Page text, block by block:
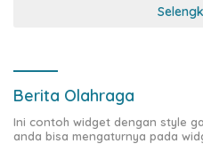
Berita Olahraga
Ini contoh widget dengan style
anda bisa mengaturnya pada